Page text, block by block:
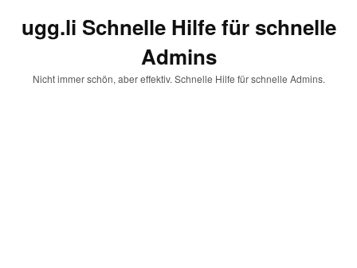
ugg.li Schnelle Hilfe für schnelle
Admins
Nicht immer schön, aber effektiv. Schnelle Hilfe für schnelle Admins.